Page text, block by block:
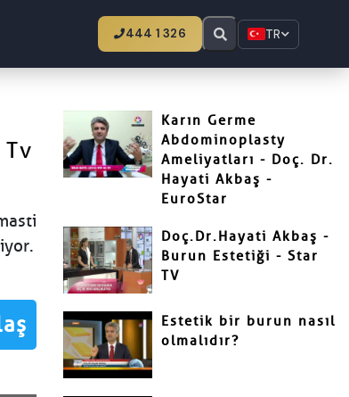
444 1 326 TR
Karın Germe
Abdominoplasty
Ameliyatları - Doç. Dr.
Hayati Akbaş -
EuroStar
Doç.Dr.Hayati Akbaş -
Burun Estetiği - Star
TV
Estetik bir burun nasıl
olmalıdır?